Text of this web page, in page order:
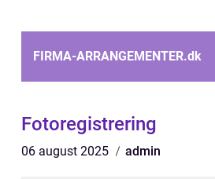
FIRMA-ARRANGEMENTER.dk
Fotoregistrering
06 august 2025 admin